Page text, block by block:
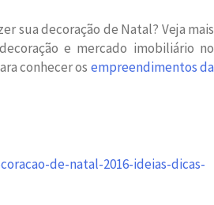
sua decoração de Natal? Veja mais
e mercado imobiliário no
conhecer os empreendimentos da
de-natal-2016-ideias-dicas-